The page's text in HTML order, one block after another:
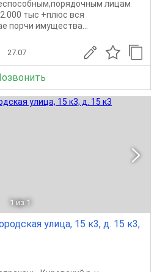
лицам
тыс +плюс вся
порчи имущества...
27.07
1 из 1
улица, 15 к3, д. 15 к3,